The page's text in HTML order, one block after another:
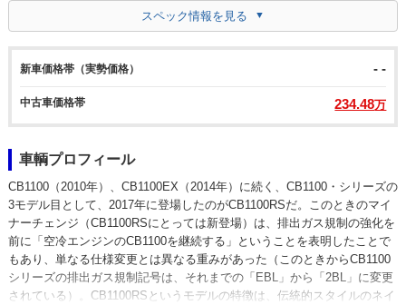
スペック情報を見る
新車価格帯（実勢価格） - -
中古車価格帯 234.48万
車輌プロフィール
CB1100（2010年）、CB1100EX（2014年）に続く、CB1100・シリーズの
3モデル目として、2017年に登場したのがCB1100RSだ。このときのマイ
ナーチェンジ（CB1100RSにとっては新登場）は、排出ガス規制の強化を
前に「空冷エンジンのCB1100を継続する」ということを表明したことで
もあり、単なる仕様変更とは異なる重みがあった（このときからCB1100
シリーズの排出ガス規制記号は、それまでの「EBL」から「2BL」に変更
されている）。CB1100RSというモデルの特徴は、伝統的スタイルのネイ